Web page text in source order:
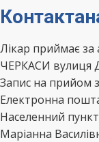
Лікар приймає
ЧЕРКАСИ вулиця
Запис на прийом
Електронна
Населенний
Маріанна